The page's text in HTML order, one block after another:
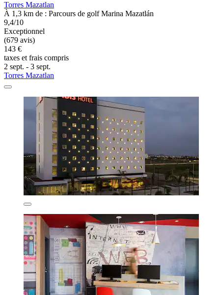
Torres Mazatlan
À 1,3 km de : Parcours de golf Marina Mazatlán
9,4/10
Exceptionnel
(679 avis)
143 €
taxes et frais compris
2 sept. - 3 sept.
Torres Mazatlan